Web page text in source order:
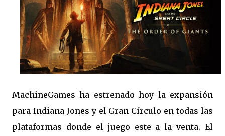
MachineGames ha estrenado hoy la expansión
para Indiana Jones y el Gran Círculo en todas las
plataformas donde el juego este a la venta. El